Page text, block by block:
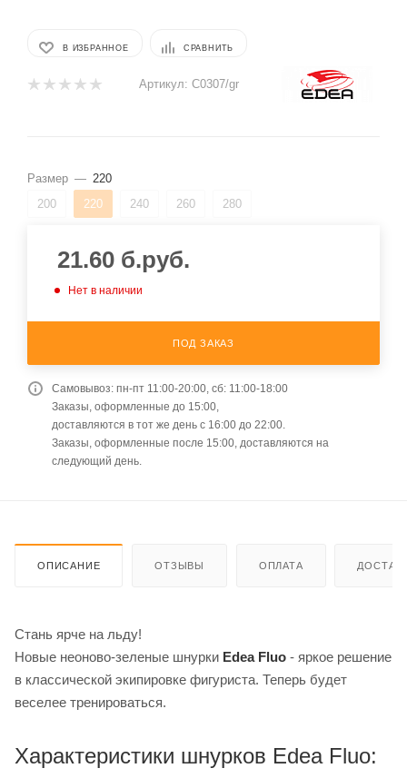
В ИЗБРАННОЕ СРАВНИТЬ
Артикул: C0307/gr
Размер — 220
200
220 240 260 280
21.60 б.руб.
Нет в наличии
ПОД ЗАКАЗ
Самовывоз: пн-пт 11:00-20:00, сб: 11:00-18:00
Заказы, оформленные до 15:00,
доставляются в тот же день с 16:00 до 22:00.
Заказы, оформленные после 15:00, доставляются на
следующий день.
ОПИСАНИЕ ОТЗЫВЫ ОПЛАТА
Стань ярче на льду!
Новые неоново-зеленые шнурки Edea Fluo - яркое решение
в классической экипировке фигуриста. Теперь будет
веселее тренироваться.
Характеристики шнурков Edea Fluo: